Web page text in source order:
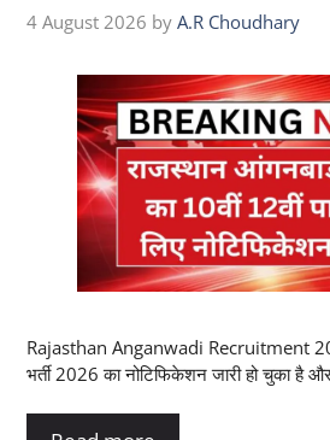
4 August 2026 by A.R Choudhary
Rajasthan Anganwadi Recruitment
भर्ती 2026 का नोटिफिकेशन जारी हो चुका है